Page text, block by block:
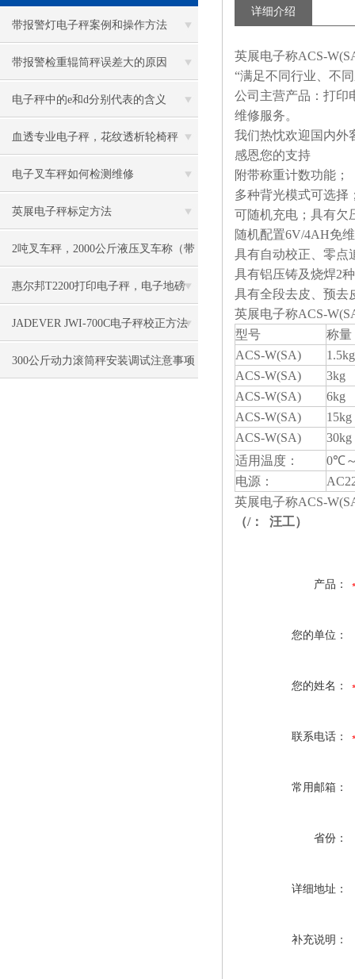
带报警灯电子秤案例和操作方法
带报警检重辊筒秤误差大的原因
电子秤中的e和d分别代表的含义
血透专业电子秤，花纹透析轮椅秤
电子叉车秤如何检测维修
英展电子秤标定方法
2吨叉车秤，2000公斤液压叉车称（带
打印功能）
惠尔邦T2200打印电子秤，电子地磅
（地上衡）
JADEVER JWI-700C电子秤校正方法
300公斤动力滚筒秤安装调试注意事项
详细介绍
英展电子称ACS-
“满足不同行业、不
公司主营产品：打印
维修服务。
我们热忱欢迎国内外
感恩您的支持
附带称重计数功能；
多种背光模式可选择
可随机充电；具有欠
随机配置6V/4AH免
具有自动校正、零点
具有铝压铸及烧焊2
具有全段去皮、预去
英展电子称ACS-
型号
称量
ACS-W(SA)
1.5kg
ACS-W(SA)
3kg
ACS-W(SA)
6kg
ACS-W(SA)
15kg
ACS-W(SA)
30kg
适用温度：
0℃
电源：
英展电子称ACS-
（/： 汪工）
产品：
您的单位：
您的姓名：
联系电话：
常用邮箱：
省份：
详细地址：
补充说明：